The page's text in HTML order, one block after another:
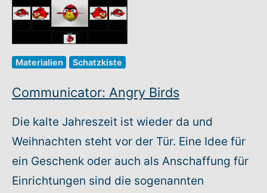
Materialien Schatzkiste
Communicator: Angry Birds
Die kalte Jahreszeit ist wieder da und
Weihnachten steht vor der Tür. Eine Idee für
ein Geschenk oder auch als Anschaffung für
Einrichtungen sind die sogenannten